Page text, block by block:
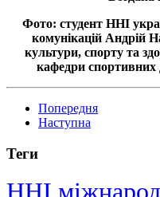
Фото: студент ННІ
комунікацій Андрій
культури, спорту та
кафедри спортивних
Попередня
Наступна
Теги